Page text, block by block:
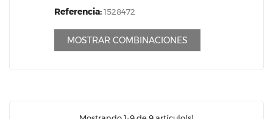
Referencia:1528472
MOSTRAR COMBINACIONES